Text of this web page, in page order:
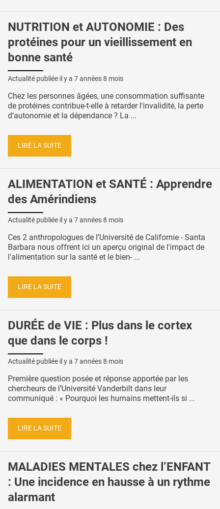
NUTRITION et AUTONOMIE : Des
protéines pour un vieillissement en
bonne santé
Actualité publiée il y a 7 années 8 mois
Chez les personnes âgées, une consommation suffisante
de protéines contribue-t-elle à retarder l'invalidité, la perte
d’autonomie et la dépendance ? La ...
LIRE LA SUITE
ALIMENTATION et SANTÉ : Apprendre
des Amérindiens
Actualité publiée il y a 7 années 8 mois
Ces 2 anthropologues de l’Université de Californie - Santa
Barbara nous offrent ici un aperçu original de l'impact de
l'alimentation sur la santé et le bien- ...
LIRE LA SUITE
DURÉE de VIE : Plus dans le cortex
que dans le corps !
Actualité publiée il y a 7 années 8 mois
Première question posée et réponse apportée par les
chercheurs de l’Université Vanderbilt dans leur
communiqué : « Pourquoi les humains mettent-ils si ...
LIRE LA SUITE
MALADIES MENTALES chez l’ENFANT
: Une incidence en hausse à un rythme
alarmant